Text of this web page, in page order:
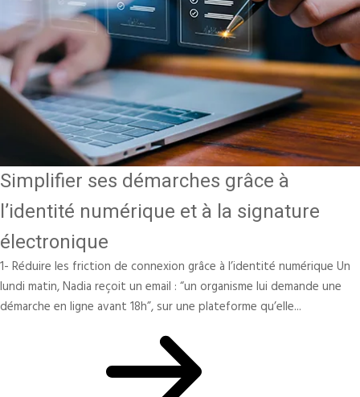
Simplifier ses démarches grâce à
l’identité numérique et à la signature
électronique
1- Réduire les friction de connexion grâce à l’identité numérique Un
lundi matin, Nadia reçoit un email : “un organisme lui demande une
démarche en ligne avant 18h”, sur une plateforme qu’elle...